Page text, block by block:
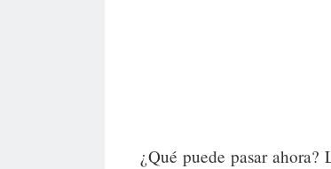
¿Qué puede pasar